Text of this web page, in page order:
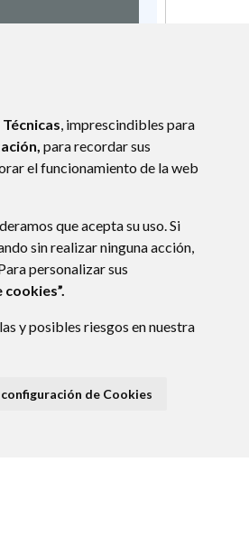
Técnicas, imprescindibles para
para recordar sus
el funcionamiento de la web
que acepta su uso. Si
sin realizar ninguna acción,
personalizar sus
y posibles riesgos en nuestra
de Cookies